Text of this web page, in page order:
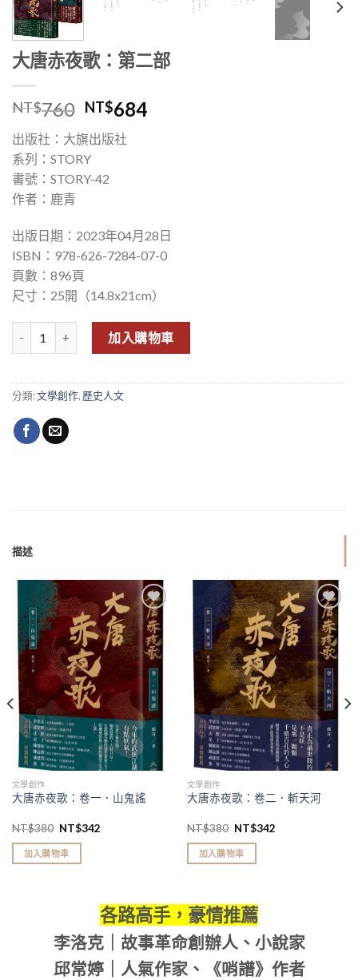
大唐赤夜歌：第二部
NT$760 NT$684
出版社：大旗出版社
系列：STORY
書號：STORY-42
作者：鹿青
出版日期：2023年04月28日
ISBN：978-626-7284-07-0
頁數：896頁
尺寸：25開（14.8x21cm）
大唐赤夜歌：第二部 數量加入購物車
分類:文學創作, 歷史人文
描述
加入
「願
望清
單」
文學創作
大唐赤夜歌：卷一．山鬼謠
NT$380 NT$342
加入購物車
加入
「願
望清
單」
文學創作
大唐赤夜歌：卷二．斬天河
NT$380 NT$342
加入購物車
各路高手，豪情推薦
李洛克｜故事革命創辦人、小說家
邱常婷｜人氣作家、《哨譜》作者